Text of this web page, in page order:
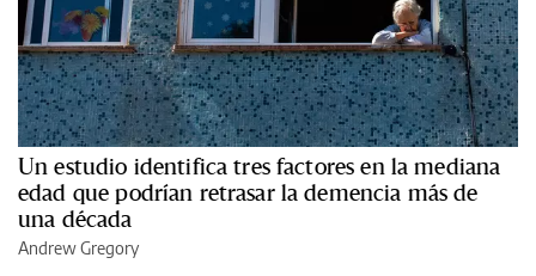
Un estudio identifica tres factores en la mediana
edad que podrían retrasar la demencia más de
una década
Andrew Gregory